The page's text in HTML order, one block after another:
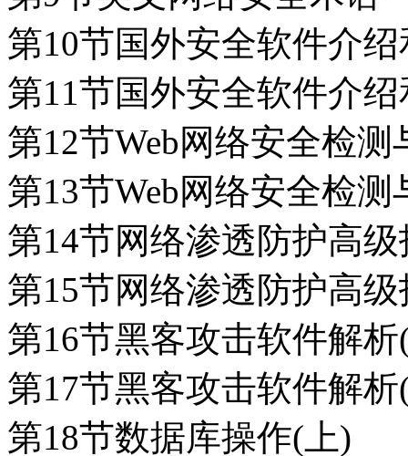
第10节国外安全软件介
第11节国外安全软件介
第12节Web网络安全检测
第13节Web网络安全检测
第14节网络渗透防护高
第15节网络渗透防护高
第16节黑客攻击软件解析
第17节黑客攻击软件解析
第18节数据库操作(上)